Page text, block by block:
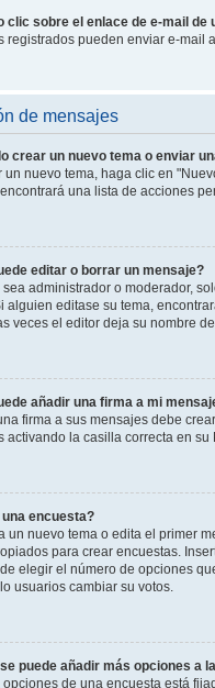
clic sobre el enlace de e-mail de
registrados pueden enviar e-mail
de mensajes
crear un nuevo tema o enviar
un nuevo tema, haga clic en
una lista de acciones
editar o borrar un mensaje?
sea administrador o moderador,
alguien editase su tema,
veces el editor deja su nombre
añadir una firma a mi
firma a sus mensajes debe
activando la casilla correcta en
encuesta?
un nuevo tema o edita el primer
para crear encuestas.
elegir el número de opciones
usuarios cambiar su votos.
puede añadir más opciones a
opciones de una encuesta está